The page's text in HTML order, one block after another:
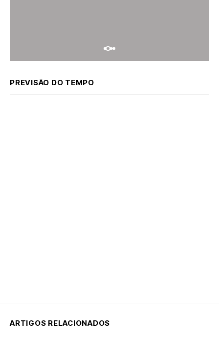
PREVISÃO DO TEMPO
ARTIGOS RELACIONADOS